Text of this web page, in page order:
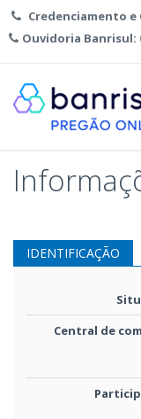
Credenciamento e
Ouvidoria Banrisul:
IDENTIFICAÇÃO
Central de